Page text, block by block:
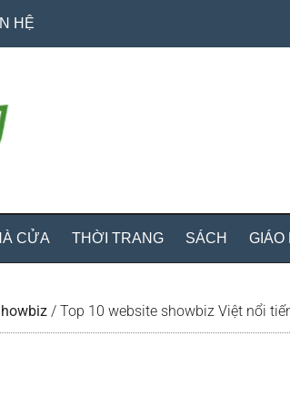
HỆ
CỬA THỜI TRANG SÁCH GIÁO
/ Top 10 website showbiz Việt nổi